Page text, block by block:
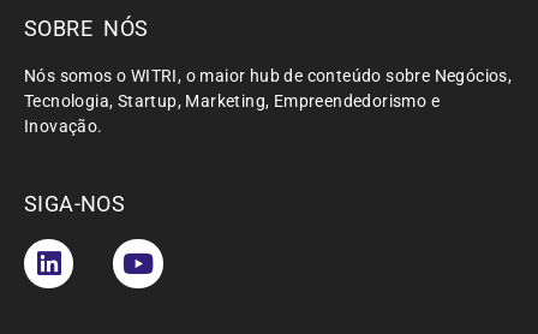
SOBRE NÓS
Nós somos o WITRI, o maior hub de conteúdo sobre Negócios,
Tecnologia, Startup, Marketing, Empreendedorismo e
Inovação.
SIGA-NOS